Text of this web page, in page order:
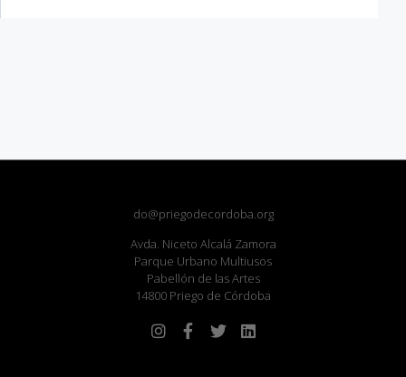
do@priegodecordoba.org
Avda. Niceto Alcalá Zamora
Parque Urbano Multiusos
Pabellón de las Artes
14800 Priego de Córdoba